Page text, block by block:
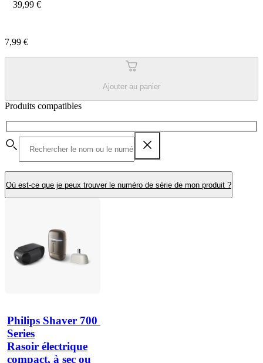
39,99 €
7,99 €
Ajouter au panier
Produits compatibles
Où est-ce que je peux trouver le numéro de série de mon produit ?
Philips Shaver 700
Series
Rasoir électrique
compact, à sec ou